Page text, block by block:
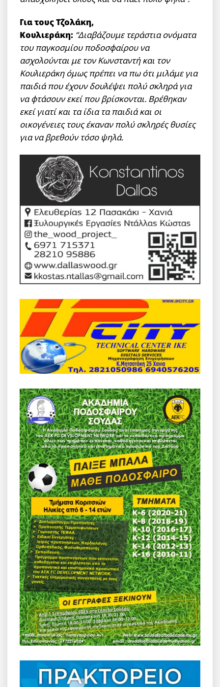
Για τους Τζολάκη,
Κουλιεράκη: “Διαβάζουμε τεράστια ονόματα
του παγκοσμίου ποδοσφαίρου να
ασχολούνται με τον Κωνσταντή και τον
Κουλιεράκη όμως πρέπει να πω ότι μιλάμε για
παιδιά που έχουν δουλέψει πολύ σκληρά για
να φτάσουν εκεί που βρίσκονται. Βρέθηκαν
εκεί γιατί και τα ίδια τα παιδιά και οι
οικογένειες τους έκαναν πολύ σκληρές θυσίες
για να βρεθούν τόσο ψηλά.